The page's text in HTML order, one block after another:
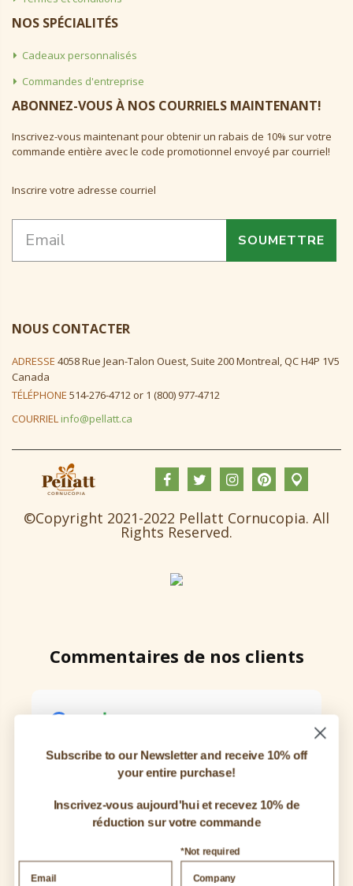
NOS SPÉCIALITÉS
Cadeaux personnalisés
Commandes d'entreprise
ABONNEZ-VOUS À NOS COURRIELS MAINTENANT!
Inscrivez-vous maintenant pour obtenir un rabais de 10% sur votre
commande entière avec le code promotionnel envoyé par courriel!
Inscrire votre adresse courriel
SOUMETTRE
NOUS CONTACTER
ADRESSE 4058 Rue Jean-Talon Ouest, Suite 200 Montreal, QC H4P 1V5
Canada
TÉLÉPHONE 514-276-4712 or 1 (800) 977-4712
COURRIEL info@pellatt.ca
©Copyright 2021-2022 Pellatt Cornucopia. All
Rights Reserved.
Commentaires de nos clients
4.9
ÉVALUATIONS ET COMMENTAIRES
ÉCRIRE UN COMMENTAIRE
Subscribe to our Newsletter and receive 10% off
your entire purchase!
Inscrivez-vous aujourd'hui et recevez 10% de
réduction sur votre commande
*Not required